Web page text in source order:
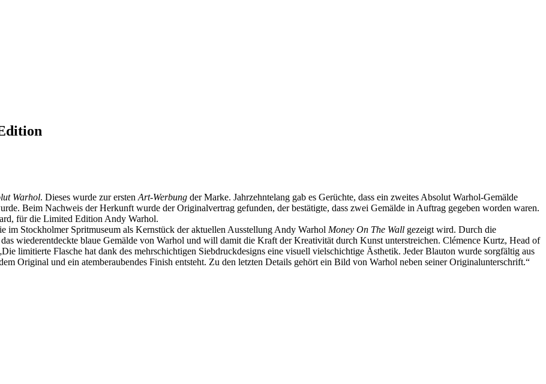
Warhol. Dieses wurde zur ersten Art-Werbung der Marke. Jahrzehntelang gab es Gerüchte, dass ein zweites Absolut Warhol-Gemälde
Beim Nachweis der Herkunft wurde der Originalvertrag gefunden, der bestätigte, dass zwei Gemälde in Auftrag gegeben worden waren.
für die Limited Edition Andy Warhol.
Stockholmer Spritmuseum als Kernstück der aktuellen Ausstellung Andy Warhol Money On The Wall gezeigt wird. Durch die
wiederentdeckte blaue Gemälde von Warhol und will damit die Kraft der Kreativität durch Kunst unterstreichen. Clémence Kurtz, Head of
limitierte Flasche hat dank des mehrschichtigen Siebdruckdesigns eine visuell vielschichtige Ästhetik. Jeder Blauton wurde sorgfältig aus
Original und ein atemberaubendes Finish entsteht. Zu den letzten Details gehört ein Bild von Warhol neben seiner Originalunterschrift.“